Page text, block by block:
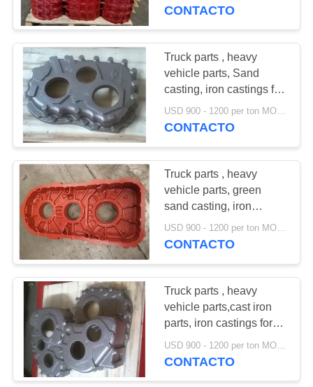
MAPA
DEL
SITIO
PRIVACY
POLICY
productos de la
colada en cámara
de vacío
Piezas de la
carretilla elevadora
30
Productos dúctiles
del hierro
CONTACTO
Truck parts , heavy
vehicle parts, Sand
casting, iron castings for
transfer housing
USD 900 - 1200 per ton MOQ:10 unidades
CONTACTO
Truck parts , heavy
vehicle parts, green
sand casting, iron
castings for transfer case
USD 900 - 1200 per ton MOQ:10 unidades
CONTACTO
Truck parts , heavy
vehicle parts,cast iron
parts, iron castings for
transfer housing
CONTACTO